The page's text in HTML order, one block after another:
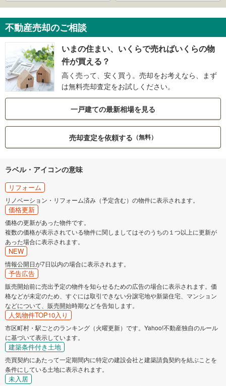
不動産売却のご相談
いまの住まい、いくらで売ればいくらの物
件が買える？
高く売って、安く買う。売却をお考えなら、まず
は無料売却査定をお試しください。
一戸建ての最新相場を見る
売却査定を依頼する （無料）
ラベル・アイコンの意味
リフォーム
リノベーション・リフォーム済み（予定含む）の物件に表示されます。
価格更新
価格の更新があった物件です。
複数の価格が表示されている物件に関しましてはそのうちの１つ以上に更新が
あった場合に表示されます。
NEW
情報公開日が7日以内の場合に表示されます。
予告広告
販売開始前に売出予定の物件を知らせるための広告の場合に表示されます。価
格などが未定のため、すぐには取引できない分譲宅地や新築住宅、マンション
などについて、販売開始時期などを告知します。
人気物件TOP10入り
市区町村・駅ごとのランキング（火曜更新）です。Yahoo!不動産独自のルール
に基づいて表示しています。
建築条件付き土地
売買契約にあたって一定期間内に特定の建設会社と建築請負契約を結ぶことを
条件にしている土地に表示されます。
未入居